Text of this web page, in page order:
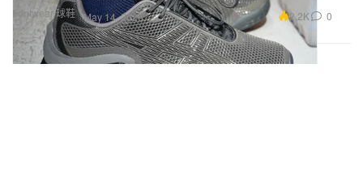
Footwear 球鞋 May 14, 2026 2.2K 0